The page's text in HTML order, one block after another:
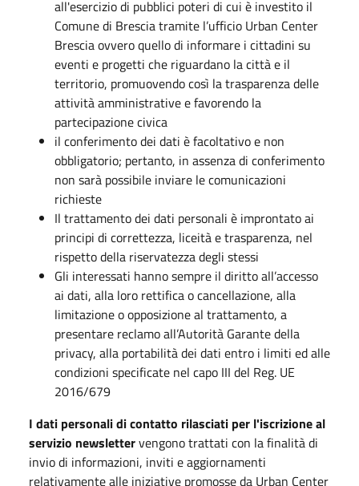
all'esercizio di pubblici poteri di cui è investito il
Comune di Brescia tramite l’ufficio Urban Center
Brescia ovvero quello di informare i cittadini su
eventi e progetti che riguardano la città e il
territorio, promuovendo così la trasparenza delle
attività amministrative e favorendo la
partecipazione civica
il conferimento dei dati è facoltativo e non
obbligatorio; pertanto, in assenza di conferimento
non sarà possibile inviare le comunicazioni
richieste
Il trattamento dei dati personali è improntato ai
principi di correttezza, liceità e trasparenza, nel
rispetto della riservatezza degli stessi
Gli interessati hanno sempre il diritto all’accesso
ai dati, alla loro rettifica o cancellazione, alla
limitazione o opposizione al trattamento, a
presentare reclamo all’Autorità Garante della
privacy, alla portabilità dei dati entro i limiti ed alle
condizioni specificate nel capo III del Reg. UE
2016/679
I dati personali di contatto rilasciati per l'iscrizione al
servizio newslettervengono trattati con la finalità di
invio di informazioni, inviti e aggiornamenti
relativamente alle iniziative promosse da Urban Center